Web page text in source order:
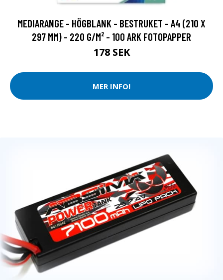
MEDIARANGE - HÖGBLANK - BESTRUKET - A4 (210 X
297 MM) - 220 G/M² - 100 ARK FOTOPAPPER
178 SEK
MER INFO!